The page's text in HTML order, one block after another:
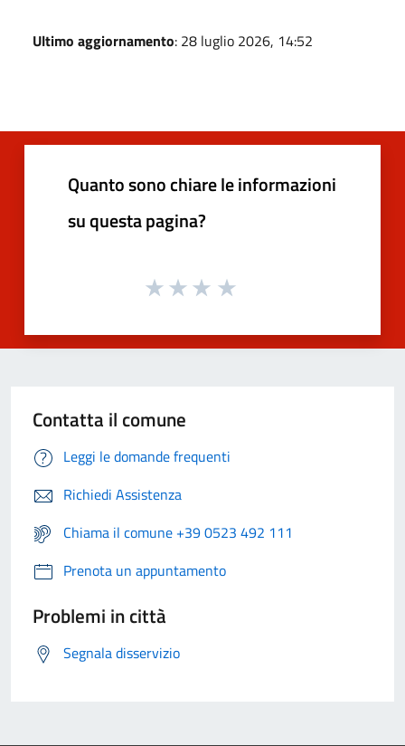
Ultimo aggiornamento: 28 luglio 2026, 14:52
Quanto sono chiare le informazioni
su questa pagina?
Contatta il comune
Leggi le domande frequenti
Richiedi Assistenza
Chiama il comune +39 0523 492 111
Prenota un appuntamento
Problemi in città
Segnala disservizio